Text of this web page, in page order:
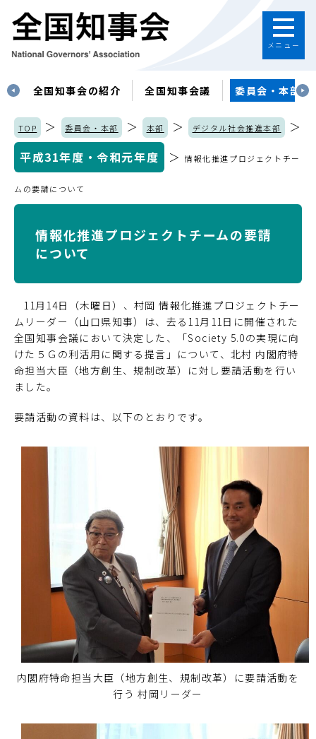
メニュー
全国知事会の紹介 全国知事会議 委員会・本部
TOP ＞ 委員会・本部 ＞ 本部 ＞ デジタル社会推進本部
＞
平成31年度・令和元年度
＞情報化推進プロジェクトチー
ムの要請について
情報化推進プロジェクトチームの要請
について
11月14日（木曜日）、村岡 情報化推進プロジェクトチー
ムリーダー（山口県知事）は、去る11月11日に開催された
全国知事会議において決定した、「Society 5.0の実現に向
けた５Ｇの利活用に関する提言」について、北村 内閣府特
命担当大臣（地方創生、規制改革）に対し要請活動を行い
ました。
要請活動の資料は、以下のとおりです。
内閣府特命担当大臣（地方創生、規制改革）に要請活動を
行う 村岡リーダー